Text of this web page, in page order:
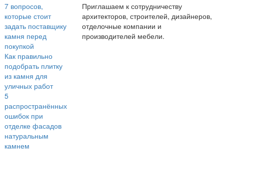
7 вопросов,
которые стоит
задать поставщику
камня перед
покупкой
Как правильно
подобрать плитку
из камня для
уличных работ
5
распространённых
ошибок при
отделке фасадов
натуральным
камнем
Приглашаем к сотрудничеству
архитекторов, строителей, дизайнеров,
отделочные компании и
производителей мебели.